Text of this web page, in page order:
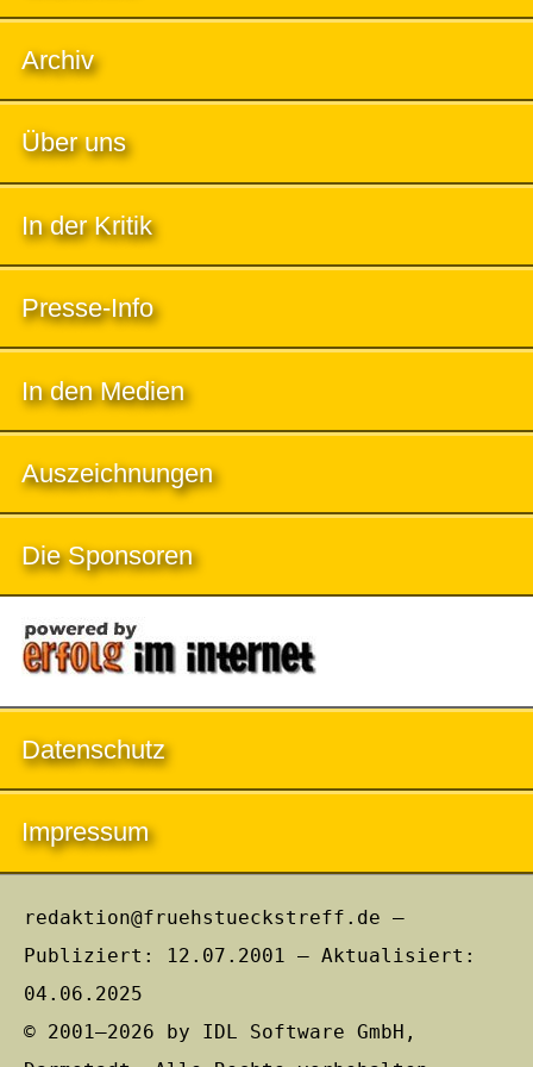
Archiv
Über uns
In der Kritik
Presse-Info
In den Medien
Auszeichnungen
Die Sponsoren
Datenschutz
Impressum
redaktion@fruehstueckstreff.de –
Publiziert: 12.07.2001 – Aktualisiert:
04.06.2025
© 2001–2026 by IDL Software GmbH,